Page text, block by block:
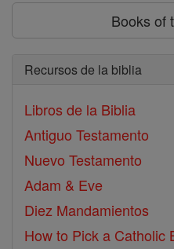
Books of
Recursos de la biblia
Libros de la Biblia
Antiguo Testamento
Nuevo Testamento
Adam & Eve
Diez Mandamientos
How to Pick a Catholic